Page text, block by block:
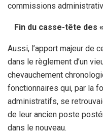
commissions
Fin du casse-tête des
Aussi, l’apport majeur de
dans le règlement d’un
chevauchement
fonctionnaires qui, par la
administratifs, se
de leur ancien poste
dans le nouveau.